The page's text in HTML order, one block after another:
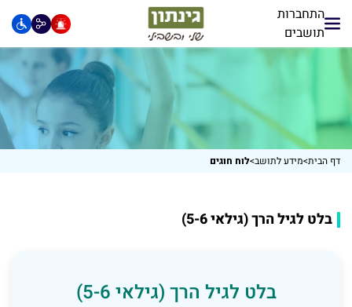
התחברות
תושבים
דף הבית>מידע לתושב>לוח חוגים
בלט לגיל הרך (גילאי 5-6)
בלט לגיל הרך (גילאי 5-6)